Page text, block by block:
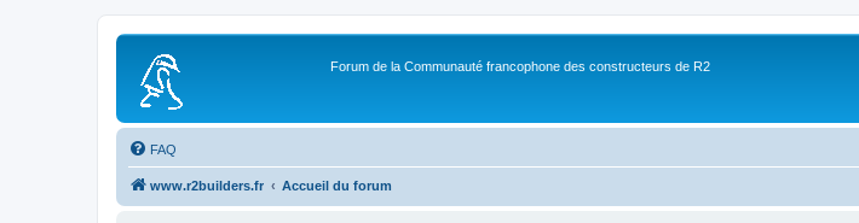
Forum de la Communauté francophone des constructeurs de R2
FAQ
www.r2builders.fr Accueil du forum